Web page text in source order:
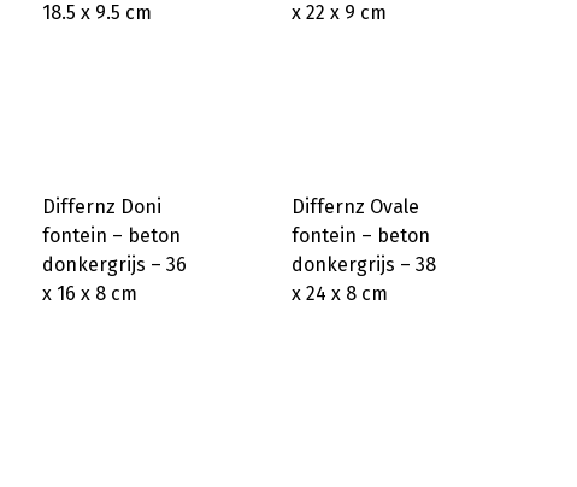
18.5 x 9.5 cm
x 22 x 9 cm
Differnz Doni
fontein – beton
donkergrijs – 36
x 16 x 8 cm
Differnz Ovale
fontein – beton
donkergrijs – 38
x 24 x 8 cm